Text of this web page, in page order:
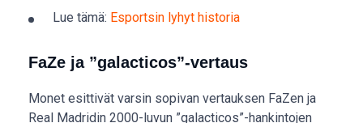
Lue tämä: Esportsin lyhyt historia
FaZe ja ”galacticos”-vertaus
Monet esittivät varsin sopivan vertauksen FaZen ja
Real Madridin 2000-luvun ”galacticos”-hankintojen